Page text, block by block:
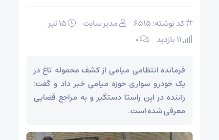
کد نوشته: 6515 مدیر سایت
۰
فرمانده انتظامی میامی از کشف محموله تاغ در
یک خودرو سواری حوزه میامی خبر داد و گفت:
راننده در این راستا دستگیر و به مراجع قضایی
معرفی شده است.